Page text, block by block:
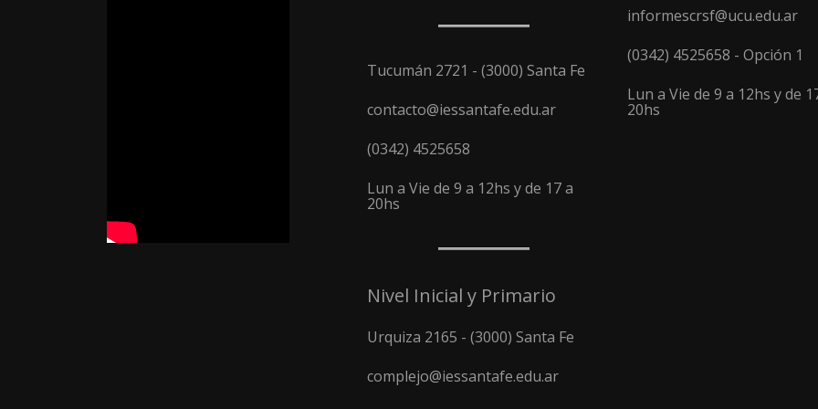
Tucumán 2721 - (3000) Santa Fe
contacto@iessantafe.edu.ar
(0342) 4525658
Lun a Vie de 9 a 12hs y de 17 a
20hs
Nivel Inicial y Primario
Urquiza 2165 - (3000) Santa Fe
complejo@iessantafe.edu.ar
informescrsf@ucu.edu.ar
(0342) 4525658 - Opción 1
Lun a Vie de 9 a 12hs y de
20hs